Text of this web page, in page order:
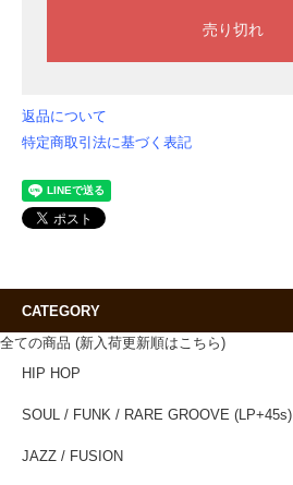
返品について
特定商取引法に基づく表記
CATEGORY
全ての商品 (新入荷更新順はこちら)
HIP HOP
SOUL / FUNK / RARE GROOVE (LP+45s)
JAZZ / FUSION